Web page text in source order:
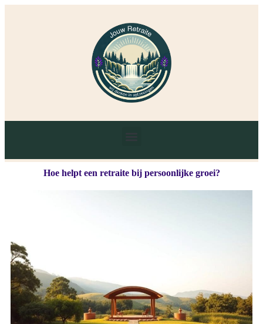
Hoe helpt een retraite bij persoonlijke groei?